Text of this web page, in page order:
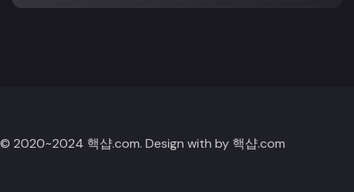
© 2020~2024 핵샵.com. Design with by 핵샵.com